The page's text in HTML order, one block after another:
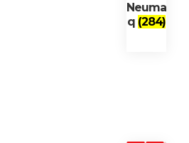
Neuma
q (284)